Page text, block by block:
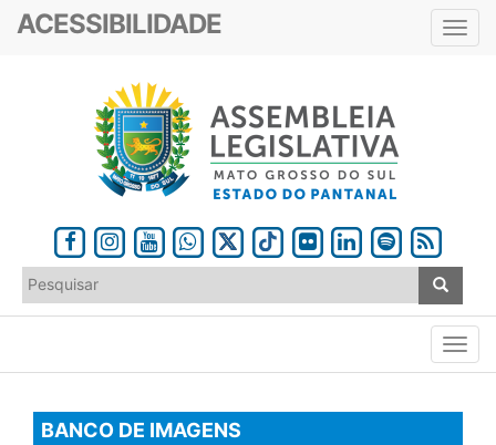
ACESSIBILIDADE
BANCO DE IMAGENS